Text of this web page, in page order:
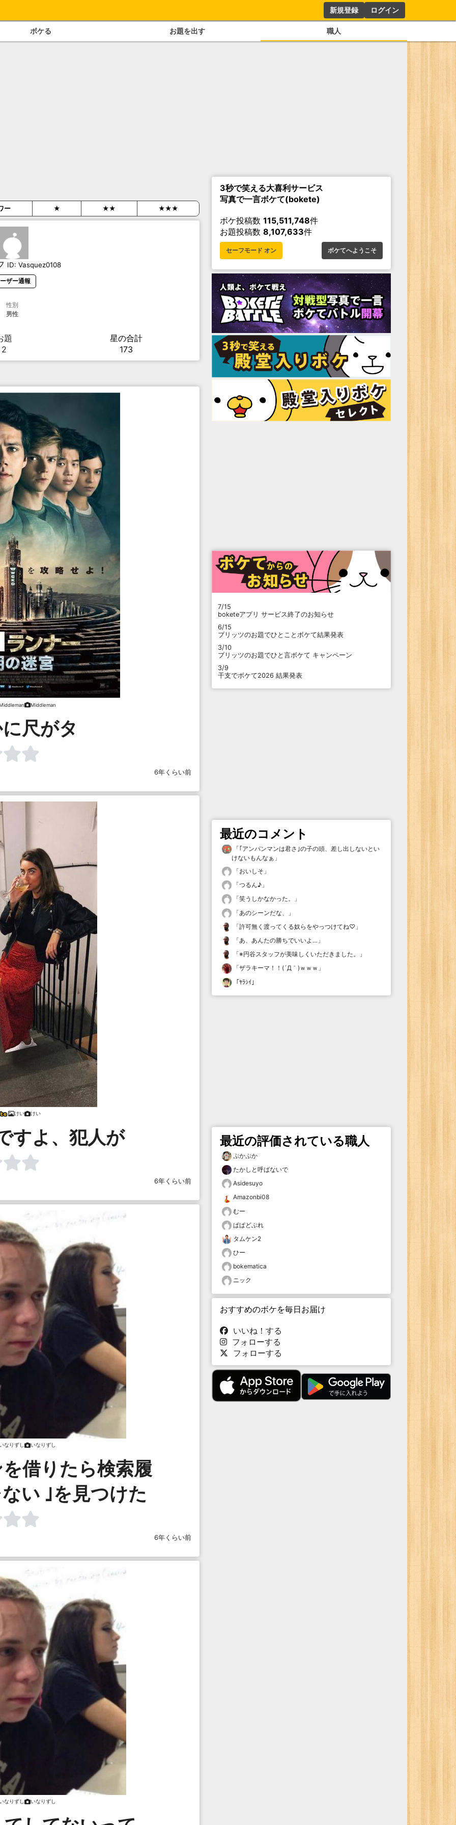
新規登録 ログイン
ボケる お題を出す 職人
ー ★ ★★ ★★★
ID: Vasquez0108
ザー通報
性別
男性
題
2
星の合計
173
Middleman
尺がタ
6年くらい前
けい けい
すよ、犯人が
6年くらい前
なりずし いなりずし
借りたら検索履
い ｣を見つけた
6年くらい前
なりずし いなりずし
3秒で笑える大喜利サービス
写真で一言ボケて(bokete)
ボケ投稿数 115,511,748件
お題投稿数 8,107,633件
セーフモード オン ボケてへようこそ
7/15
boketeアプリ サービス終了のお知らせ
6/15
プリッツのお題でひとことボケて結果発表
3/10
プリッツのお題でひと言ボケて キャンペーン
3/9
干支でボケて2026 結果発表
最近のコメント
「｢アンパンマンは君さ｣の子の頭、差し出しないとい
けないもんなぁ 」
「おいしそ 」
「つるん♪ 」
「笑うしかなかった。
」
「あのシーンだな、
」
「許可無く渡ってくる奴らをやっつけてね♡ 」
「あ、あんたの勝ちでいいよ… 」
「※円谷スタッフが美味しくいただきました。
」
「ザラキーマ！！(´Д｀)ｗｗｗ 」
「ﾔﾗｼｲ 」
最近の評価されている職人
ぷかぷか
たかしと呼ばないで
Asidesuyo
Amazonbi08
むー
ぱぱどぶれ
タムケン2
ひー
bokematica
ニック
おすすめのボケを毎日お届け
いいね！する
フォローする
フォローする